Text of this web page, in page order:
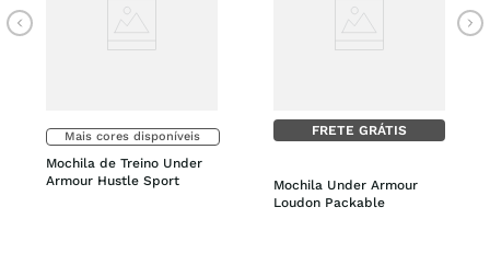
Mais cores disponíveis
Mochila de Treino Under
Armour Hustle Sport
FRETE GRÁTIS
Mochila Under Armour
Loudon Packable